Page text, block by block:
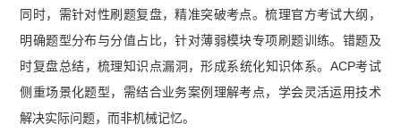
同时，需针对性刷题复盘，精准突破考点。梳理官方考试大纲，
明确题型分布与分值占比，针对薄弱模块专项刷题训练。错题及
时复盘总结，梳理知识点漏洞，形成系统化知识体系。ACP考试
侧重场景化题型，需结合业务案例理解考点，学会灵活运用技术
解决实际问题，而非机械记忆。